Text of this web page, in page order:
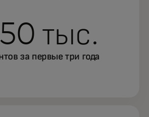
тыс.
за первые три года